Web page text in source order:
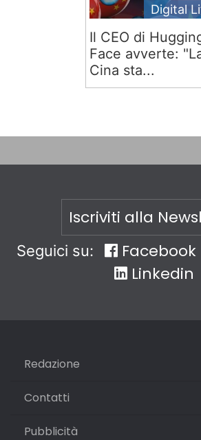
Digital
Il CEO di
Face avverte:
Cina sta...
Iscriviti alla
Seguici su: Facebook
Linkedin
Redazione
Contatti
Pubblicità